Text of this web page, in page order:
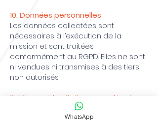
10. Données personnelles
Les données collectées sont
nécessaires à l’exécution de la
mission et sont traitées
conformément au RGPD. Elles ne sont
ni vendues ni transmises à des tiers
non autorisés.
11. Litiges et juridiction compétente
En cas de litige, les parties
conviennent de tenter une
WhatsApp